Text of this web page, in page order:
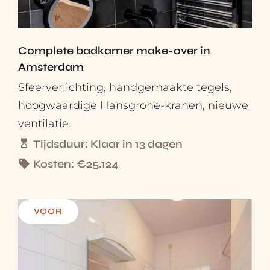
Complete badkamer make-over in
Amsterdam
Sfeerverlichting, handgemaakte tegels,
hoogwaardige Hansgrohe-kranen, nieuwe
ventilatie.
Tijdsduur: Klaar in 13 dagen
Kosten: €25.124
VOOR